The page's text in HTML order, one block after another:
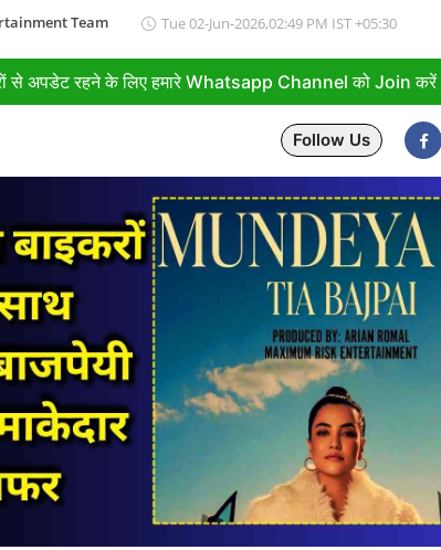
Team Tue 02-Jun-2026,02:49 PM IST +05:30
से अपडेट रहने के लिए हमारे Whatsapp Channel को Join करें |
Follow Us